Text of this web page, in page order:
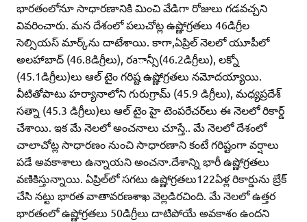
భారతంలోనూ సాధారణానికి మించి వేడిగా రోజులు గడవచ్చని
వివరించారు. మన దేశంలో పలుచోట్ల ఉష్ణోగ్రతలు 46డిగ్రీల
సెల్సియస్‌ మార్క్‌ను దాటేశాయి. కాగా,ఏప్రిల్‌ నెలలో యూపీలో
అలహాబాద్‌ (46.8డిగ్రీలు), రaాన్సీ(46.2డిగ్రీలు), లక్నో
(45.1డిగ్రీలు)లు ఆల్‌ టైం గరిష్ట ఉష్ణోగ్రతలు నమోదయ్యాయి.
వీటితోపాటు హర్యానాలోని గురుగ్రామ్‌ (45.9 డిగ్రీలు), మధ్యప్రదేశ్‌
సత్నా (45.3 డిగ్రీలు)లు ఆల్‌ టైం హై టెంపరేచర్‌లు ఈ నెలలో రికార్డ్‌
చేశాయి. ఇక మే నెలలో అంచనాలు చూస్తే.. మే నెలలో దేశంలో
చాలాచోట్ల సాధారణం నుంచి సాధారణాని కంటే గరిష్టంగా వర్షాలు
పడే అవకాశాలు ఉన్నాయని అంచనా.దేశాన్ని భారీ ఉష్ణోగ్రతలు
వణికిస్తున్నాయి. ఏప్రిల్‌లో సగటు ఉష్ణోగ్రతలు122ఏళ్ల రికార్డును బ్రేక్‌
చేసి నట్టు భారత వాతావరణశాఖ వెల్లడిరచింది. మే నెలలో ఉత్తర
భారతంలో ఉష్ణోగ్రతలు 50డిగ్రీలు దాటిపోయే అవకాశం ఉందని